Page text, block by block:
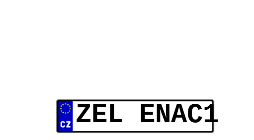
ZEL ENAC1